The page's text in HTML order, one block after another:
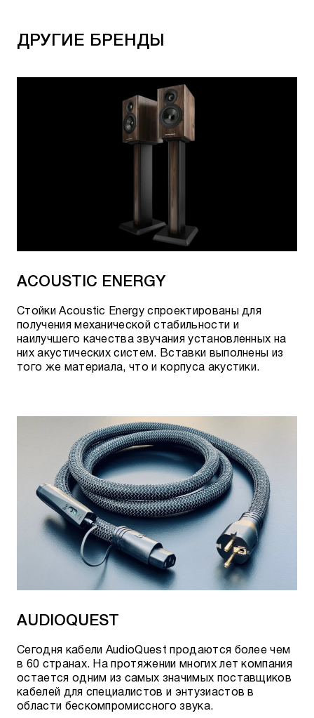
Нажав кнопку - "посетить шоурум".
Гарантировать лучшие цены и качество
товара нам позволяет сотрудничество с
официальными поставщиками.
ДРУГИЕ БРЕНДЫ
ACOUSTIC ENERGY
Стойки Acoustic Energy спроектированы для
получения механической стабильности и
наилучшего качества звучания установленных на
них акустических систем. Вставки выполнены из
того же материала, что и корпуса акустики.
AUDIOQUEST
Сегодня кабели AudioQuest продаются более чем
в 60 странах. На протяжении многих лет компания
остается одним из самых значимых поставщиков
кабелей для специалистов и энтузиастов в
области бескомпромиссного звука.